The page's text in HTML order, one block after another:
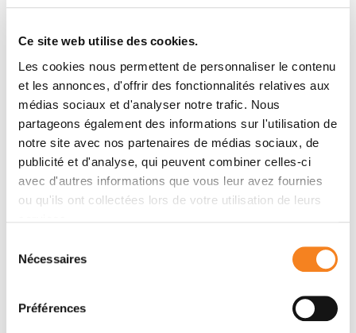
Ce site web utilise des cookies.
Les cookies nous permettent de personnaliser le contenu
et les annonces, d'offrir des fonctionnalités relatives aux
médias sociaux et d'analyser notre trafic. Nous
partageons également des informations sur l'utilisation de
notre site avec nos partenaires de médias sociaux, de
publicité et d'analyse, qui peuvent combiner celles-ci
avec d'autres informations que vous leur avez fournies
ou qu'ils ont collectées lors de votre utilisation de leurs
Nécessaires
Préférences
Contacter BEATRICE MARTIN
Contactez-moi par téléphone ou en renseignant le
formulaire ci-dessous
Téléphone